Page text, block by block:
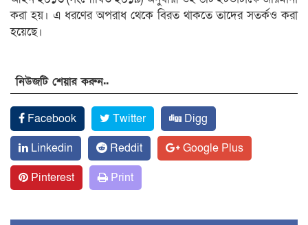
করা হয়। এ ধরণের অপরাধ থেকে বিরত থাকতে তাদের সতর্কও করা
হয়েছে।
নিউজটি শেয়ার করুন..
Facebook Twitter
Digg
Linkedin
Reddit
Google Plus
Pinterest
Print